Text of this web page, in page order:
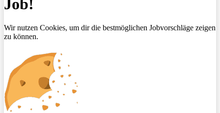
Job!
Wir nutzen Cookies, um dir die bestmöglichen Jobvorschläge zeigen
zu können.